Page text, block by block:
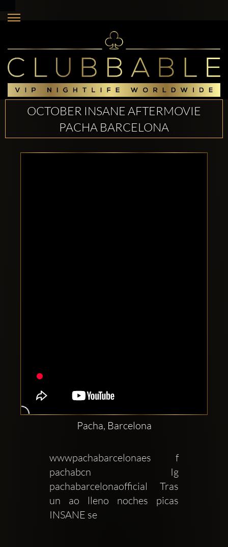
OCTOBER INSANE AFTERMOVIE
PACHA BARCELONA
Pacha, Barcelona
wwwpachabarcelonaes f
pachabcn Ig
pachabarcelonaofficial Tras
un ao lleno noches picas
INSANE se